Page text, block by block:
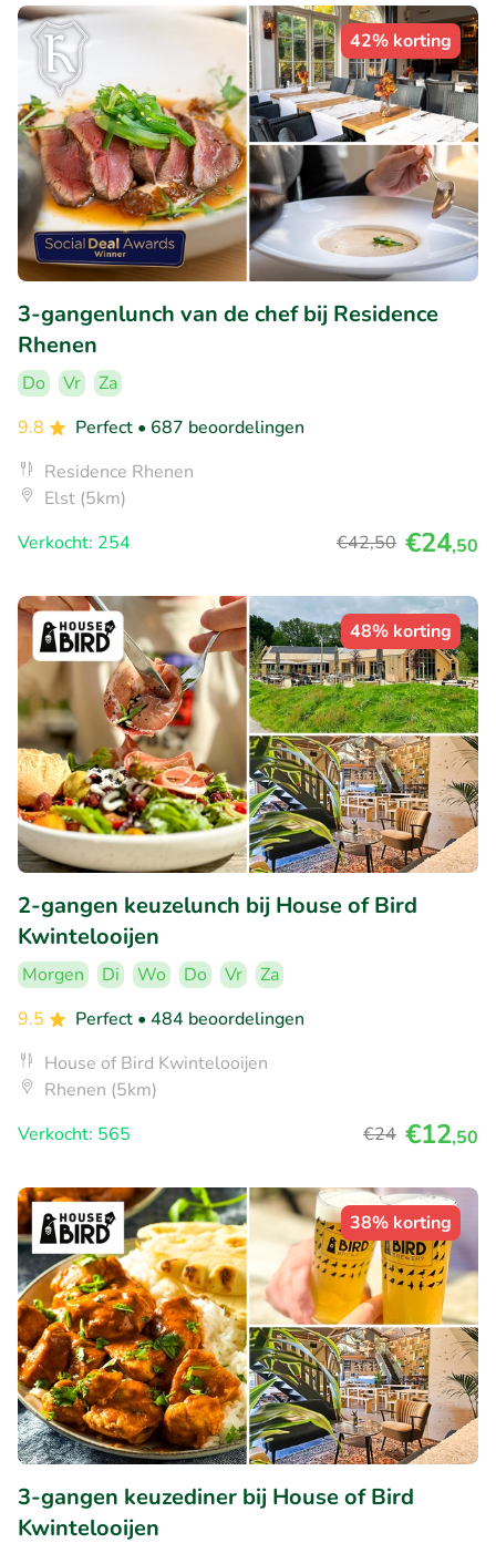
42% korting
3-gangenlunch van de chef bij Residence
Rhenen
Do Vr
Za
9.8
Perfect • 687 beoordelingen
Residence Rhenen
Elst (5km)
Verkocht: 254
€42,50 €24,50
48% korting
2-gangen keuzelunch bij House of Bird
Kwintelooijen
Morgen Di Wo Do Vr
Za
9.5
Perfect • 484 beoordelingen
House of Bird Kwintelooijen
Rhenen (5km)
Verkocht: 565
€24 €12,50
38% korting
3-gangen keuzediner bij House of Bird
Kwintelooijen